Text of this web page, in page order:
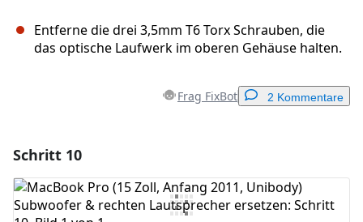
Entferne die drei 3,5mm T6 Torx Schrauben, die
das optische Laufwerk im oberen Gehäuse halten.
Frag FixBot 2 Kommentare
Kommentar hinzufügen
Schritt 10